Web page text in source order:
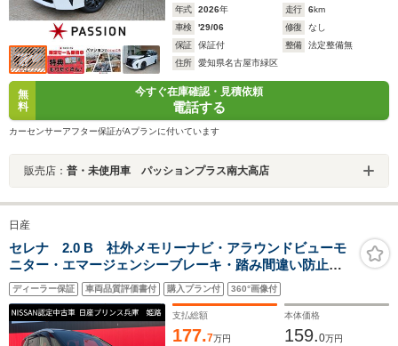
年式 2026年 走行 6km
車検
'29/06 修復
なし
保証
保証付 整備
法定整備無
住所
愛知県名古屋市緑区
無
料
今すぐ在庫確認・見積依頼
電話する
カーセンサーアフター保証がAプランに付いています
販売店： 普・未使用車 パッションプラス南大高店
日産
セレナ 2.0 B 社外メモリーナビ・アラウンドビューモ
ニター・エマージェンシーブレーキ・踏み間違い防止・
車線逸脱警報・前後ソナー
ディーラー保証 車両品質評価書付 購入プラン付 360°画像付
支払総額
177.7万円
本体価格
159.0万円